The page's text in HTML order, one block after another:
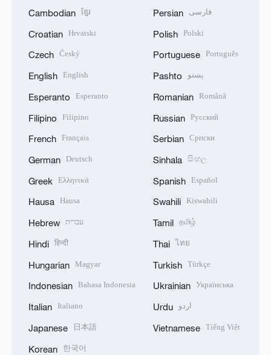
Cambodian ខ្មែរ
Croatian Hrvatski
Czech Český
English English
Esperanto Esperanto
Filipino Filipino
French Français
German Deutsch
Greek Ελληνικά
Hausa Hausa
Hebrew עברית
Hindi हिन्दी
Hungarian Magyar
Indonesian Bahasa Indonesia
Italian Italiano
Japanese 日本語
Korean 한국어
Persian فارسی
Polish Polski
Portuguese Português
Pashto پښتو
Romanian Română
Russian Русский
Serbian Српски
Sinhala සිංහල
Spanish Español
Swahili Kiswahili
Tamil தமிழ்
Thai ไทย
Turkish Türkçe
Ukrainian Українська
Urdu اردو
Vietnamese Tiếng Việt